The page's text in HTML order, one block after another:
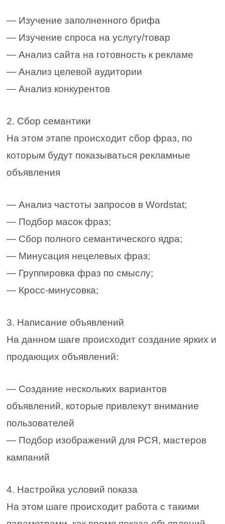
— Изучение заполненного брифа
— Изучение спроса на услугу/товар
— Анализ сайта на готовность к рекламе
— Анализ целевой аудитории
— Анализ конкурентов
2. Сбор семантики
На этом этапе происходит сбор фраз, по
которым будут показываться рекламные
объявления
— Анализ частоты запросов в Wordstat;
— Подбор масок фраз;
— Сбор полного семантического ядра;
— Минусация нецелевых фраз;
— Группировка фраз по смыслу;
— Кросс-минусовка;
3. Написание объявлений
На данном шаге происходит создание ярких и
продающих объявлений:
— Создание нескольких вариантов
объявлений, которые привлекут внимание
пользователей
— Подбор изображений для РСЯ, мастеров
кампаний
4. Настройка условий показа
На этом шаге происходит работа с такими